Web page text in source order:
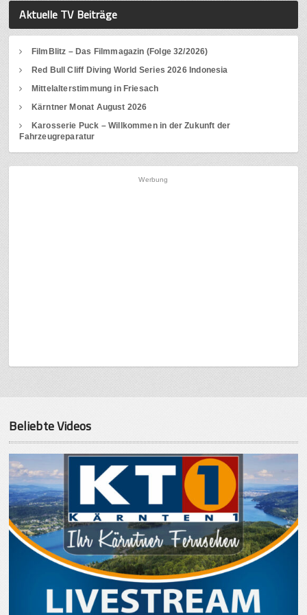
Aktuelle TV Beiträge
FilmBlitz – Das Filmmagazin (Folge 32/2026)
Red Bull Cliff Diving World Series 2026 Indonesia
Mittelalterstimmung in Friesach
Kärntner Monat August 2026
Karosserie Puck – Willkommen in der Zukunft der
Fahrzeugreparatur
Werbung
Beliebte Videos